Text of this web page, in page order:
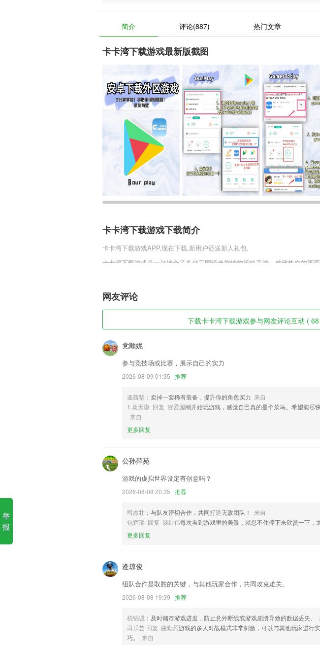
简介 评论(887) 热门文章
卡卡湾下载游戏最新版截图
卡卡湾下载游戏下载简介
卡卡湾下载游戏APP,现在下载,新用户还送新人礼包.
卡卡湾下载游戏是一款结合了多种三国经典剧情的策略手游，精致热血的画
种的三国武将，玩家随时可进行招募，争霸这中原大地，各种刺激好玩的副
卡卡湾下载游戏软件特色
2,专业强大视频剪辑工具轻松使用得心应手
3,创建一个事项，即可随时随地跟进事情的进展，事事尽在把握。
4,*收益∶环迅天下app实时显示日汇总、累计数据，按天查询对账。
5,在线处理多项工作审批，充分利用碎片化时间，实现随时随地管理搅拌站。
卡卡湾下载游戏软件优势
1.海量题库。拥有强大的题库宝藏，各类偏难怪题秒拍即得答案，比小猿搜题
2.丰富多彩的学习资料，让用户在进行线上学习的时候更轻松。
4.对老师而言非常的人性化，软件的操作和工作内容都息息相关
5.全真模拟考试，包含2021年新施行的新交规考题
6.海量题库实时更新，更好的应对考试。
卡卡湾下载游戏更新了什么?
优化用户体验细节
调整质量和安全问题新增模块，修复已知bug。
增加小视频拍摄存储草稿功能
新增重庆安全模块
联系我们
以上就是卡卡湾下载游戏的介绍，如果您喜欢这款软件，您可以到应用商店
以帮助我们更好的对产品进行优化修改。
网友评论
下载卡卡湾下载游戏参与网友评论互动 (
党顺妮
参与竞技场或比赛，展示自己的实力
2026-08-09 01:35 推荐
逄茜坚 ：卖掉一套稀有装备，提升你的角色实力 来自
1.葛天谦 回复 贺爱园刚开始玩游戏，感觉自己真的是个菜鸟。希望能尽
来自
更多回复
公孙萍苑
游戏的虚拟世界设定有创意吗？
2026-08-08 20:35 推荐
司杰壮 ：与队友密切合作，共同打造无敌团队！
来自
包辉瑶 回复 谈红伟每次看到游戏里的美景，就忍不住停下来欣赏一下，
更多回复
逄琼俊
组队合作是取胜的关键，与其他玩家合作，共同攻克难关。
2026-08-08 19:39 推荐
杭锦诚 ：及时储存游戏进度，防止意外断线或游戏崩溃导致的数据丢失。
司乐芸 回复 曲勤雁游戏的多人对战模式非常刺激，可以与其他玩家进行
巧。
来自
举
报